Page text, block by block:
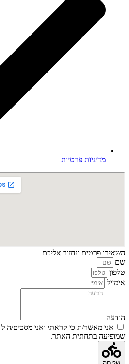
מדיניות פרטיות
השאירו פרטים ונחזור אליכם
שם
טלפון
אימייל
הודעה
אני מאשר/ת כי קראתי ואני מסכים/ה ל
שמופיעה בתחתית האתר.